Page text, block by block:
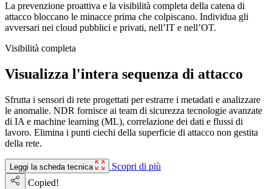
La prevenzione proattiva e la visibilità completa della catena di
attacco bloccano le minacce prima che colpiscano. Individua gli
avversari nei cloud pubblici e privati, nell’IT e nell’OT.
Visibilità completa
Visualizza l'intera sequenza di attacco
Sfrutta i sensori di rete progettati per estrarre i metadati e analizzare
le anomalie. NDR fornisce ai team di sicurezza tecnologie avanzate
di IA e machine learning (ML), correlazione dei dati e flussi di
lavoro. Elimina i punti ciechi della superficie di attacco non gestita
della rete.
Leggi la scheda tecnica
Scopri di più
Copied!